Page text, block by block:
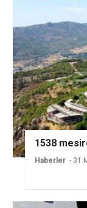
1538
Haberler - 31